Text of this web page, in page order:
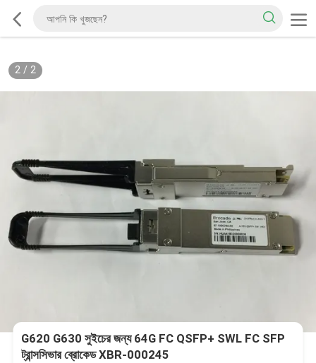
2/ 2
G620 G630 সুইচের জন্য 64G FC QSFP+ SWL FC SFP
ট্রান্সসিভার ব্রোকেড XBR-000245